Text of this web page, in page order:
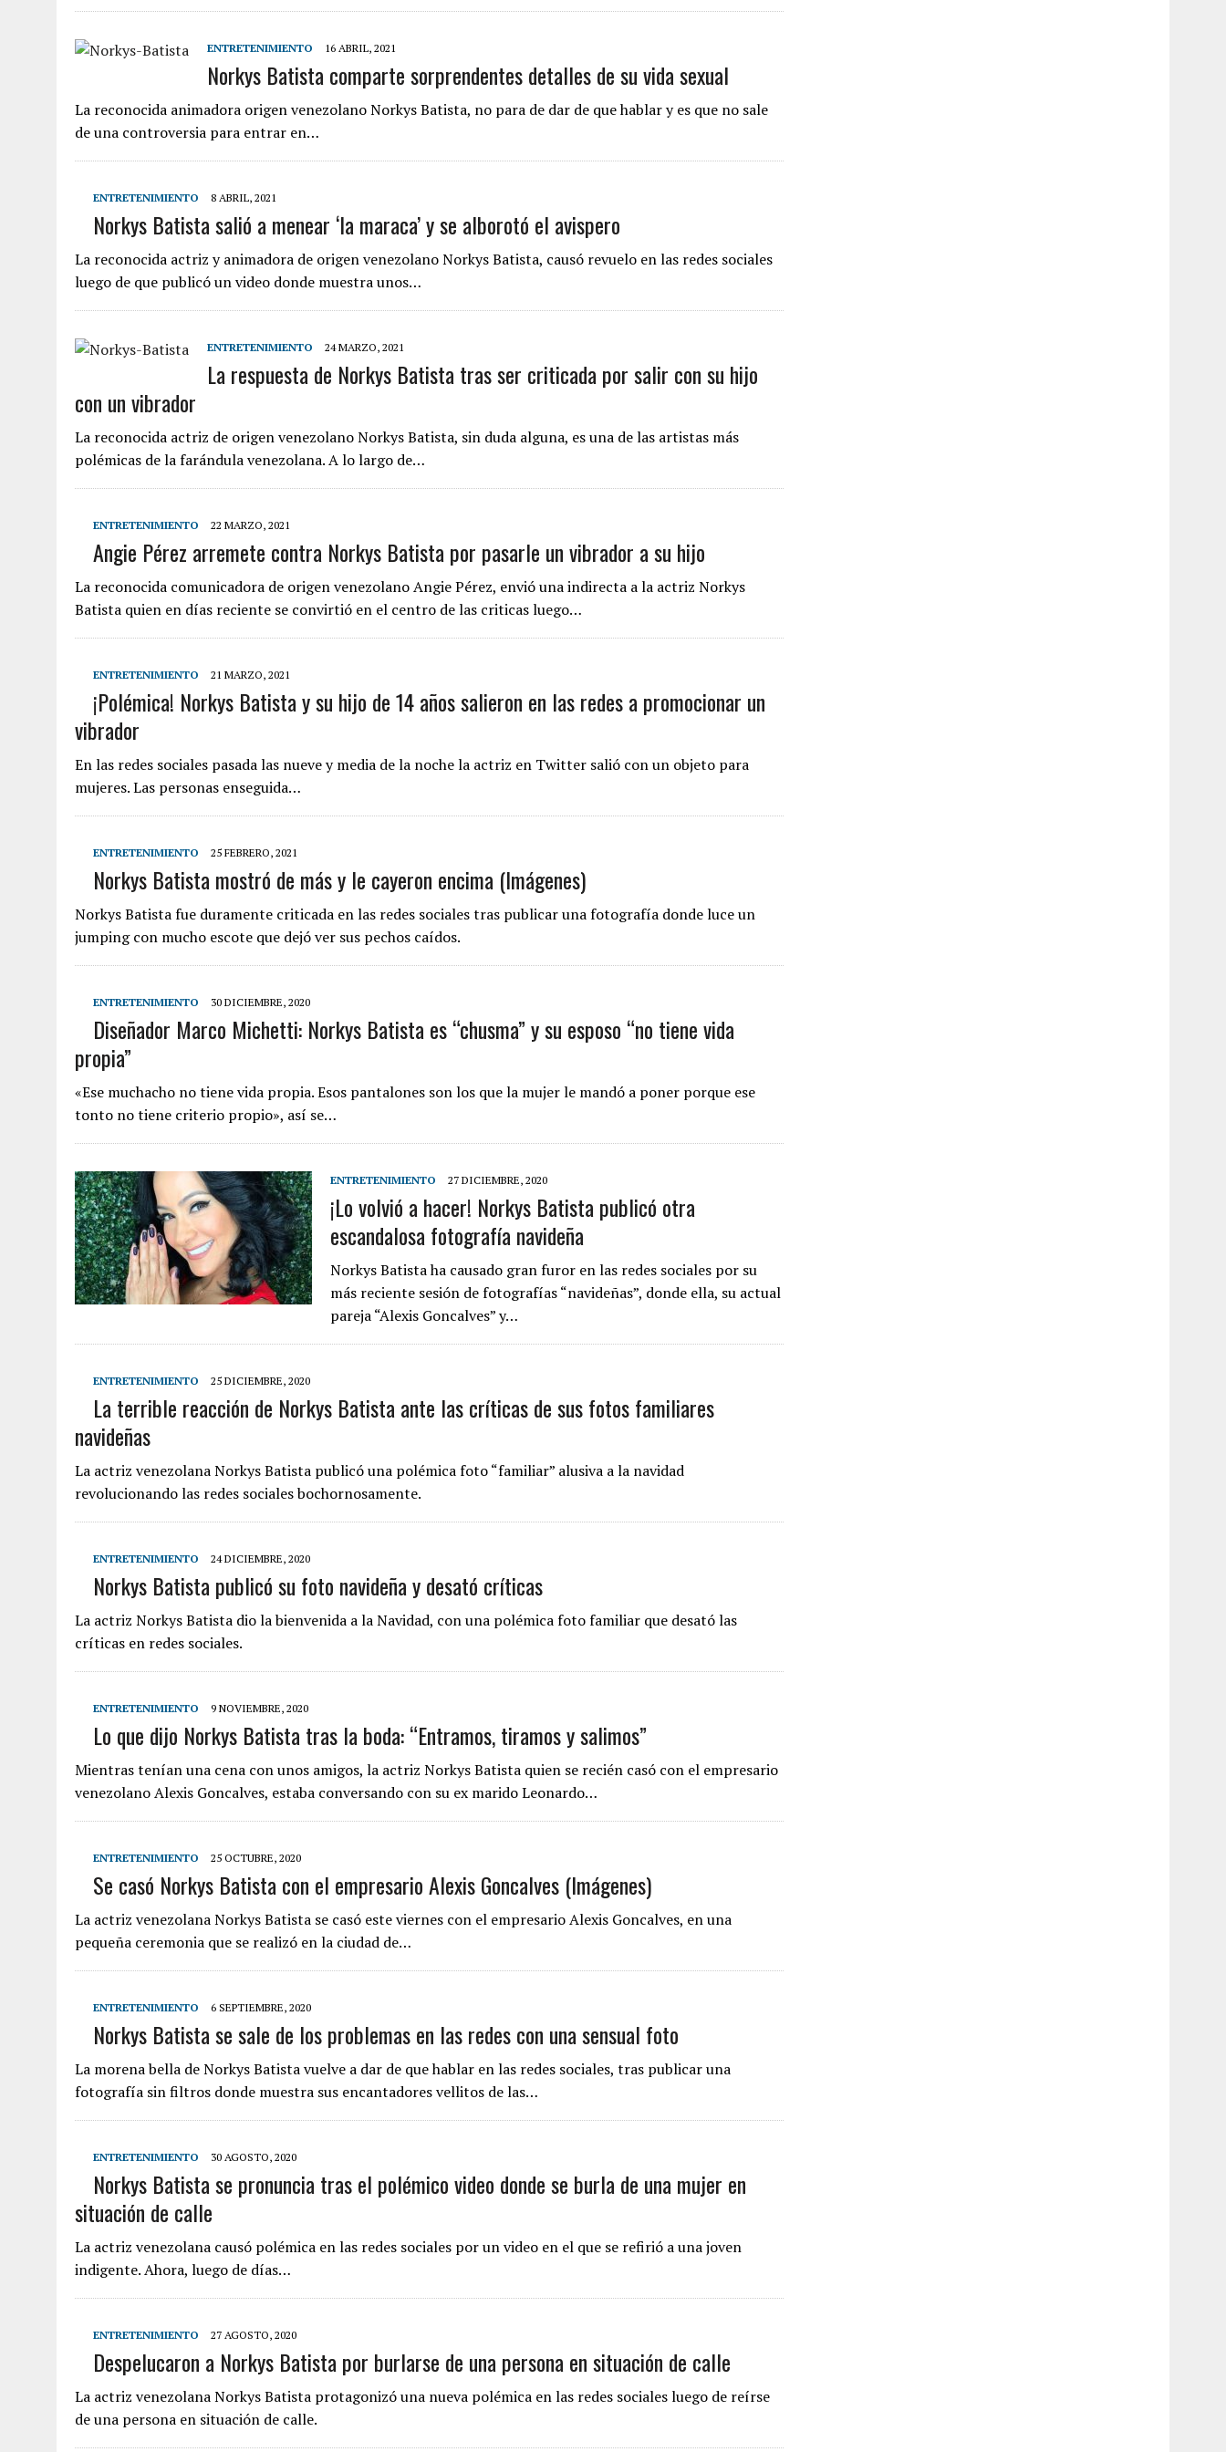
ENTRETENIMIENTO 16 ABRIL, 2021
Norkys Batista comparte sorprendentes detalles de su vida sexual
La reconocida animadora origen venezolano Norkys Batista, no para de dar de que hablar y es que no sale
de una controversia para entrar en…
ENTRETENIMIENTO 8 ABRIL, 2021
Norkys Batista salió a menear ‘la maraca’ y se alborotó el avispero
La reconocida actriz y animadora de origen venezolano Norkys Batista, causó revuelo en las redes sociales
luego de que publicó un video donde muestra unos…
ENTRETENIMIENTO 24 MARZO, 2021
La respuesta de Norkys Batista tras ser criticada por salir con su hijo
con un vibrador
La reconocida actriz de origen venezolano Norkys Batista, sin duda alguna, es una de las artistas más
polémicas de la farándula venezolana. A lo largo de…
ENTRETENIMIENTO 22 MARZO, 2021
Angie Pérez arremete contra Norkys Batista por pasarle un vibrador a su hijo
La reconocida comunicadora de origen venezolano Angie Pérez, envió una indirecta a la actriz Norkys
Batista quien en días reciente se convirtió en el centro de las criticas luego…
ENTRETENIMIENTO 21 MARZO, 2021
¡Polémica! Norkys Batista y su hijo de 14 años salieron en las redes a promocionar un
vibrador
En las redes sociales pasada las nueve y media de la noche la actriz en Twitter salió con un objeto para
mujeres. Las personas enseguida…
ENTRETENIMIENTO 25 FEBRERO, 2021
Norkys Batista mostró de más y le cayeron encima (Imágenes)
Norkys Batista fue duramente criticada en las redes sociales tras publicar una fotografía donde luce un
jumping con mucho escote que dejó ver sus pechos caídos.
ENTRETENIMIENTO 30 DICIEMBRE, 2020
Diseñador Marco Michetti: Norkys Batista es “chusma” y su esposo “no tiene vida
propia”
«Ese muchacho no tiene vida propia. Esos pantalones son los que la mujer le mandó a poner porque ese
tonto no tiene criterio propio», así se…
ENTRETENIMIENTO 27 DICIEMBRE, 2020
¡Lo volvió a hacer! Norkys Batista publicó otra
escandalosa fotografía navideña
Norkys Batista ha causado gran furor en las redes sociales por su
más reciente sesión de fotografías “navideñas”, donde ella, su actual
pareja “Alexis Goncalves” y…
ENTRETENIMIENTO 25 DICIEMBRE, 2020
La terrible reacción de Norkys Batista ante las críticas de sus fotos familiares
navideñas
La actriz venezolana Norkys Batista publicó una polémica foto “familiar” alusiva a la navidad
revolucionando las redes sociales bochornosamente.
ENTRETENIMIENTO 24 DICIEMBRE, 2020
Norkys Batista publicó su foto navideña y desató críticas
La actriz Norkys Batista dio la bienvenida a la Navidad, con una polémica foto familiar que desató las
críticas en redes sociales.
ENTRETENIMIENTO 9 NOVIEMBRE, 2020
Lo que dijo Norkys Batista tras la boda: “Entramos, tiramos y salimos”
Mientras tenían una cena con unos amigos, la actriz Norkys Batista quien se recién casó con el empresario
venezolano Alexis Goncalves, estaba conversando con su ex marido Leonardo…
ENTRETENIMIENTO 25 OCTUBRE, 2020
Se casó Norkys Batista con el empresario Alexis Goncalves (Imágenes)
La actriz venezolana Norkys Batista se casó este viernes con el empresario Alexis Goncalves, en una
pequeña ceremonia que se realizó en la ciudad de…
ENTRETENIMIENTO 6 SEPTIEMBRE, 2020
Norkys Batista se sale de los problemas en las redes con una sensual foto
La morena bella de Norkys Batista vuelve a dar de que hablar en las redes sociales, tras publicar una
fotografía sin filtros donde muestra sus encantadores vellitos de las…
ENTRETENIMIENTO 30 AGOSTO, 2020
Norkys Batista se pronuncia tras el polémico video donde se burla de una mujer en
situación de calle
La actriz venezolana causó polémica en las redes sociales por un video en el que se refirió a una joven
indigente. Ahora, luego de días…
ENTRETENIMIENTO 27 AGOSTO, 2020
Despelucaron a Norkys Batista por burlarse de una persona en situación de calle
La actriz venezolana Norkys Batista protagonizó una nueva polémica en las redes sociales luego de reírse
de una persona en situación de calle.